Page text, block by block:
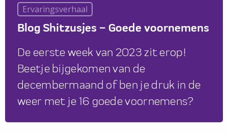
Ervaringsverhaal
Blog Shitzusjes – Goede voornemens
De eerste week van 2023 zit erop!
Beetje bijgekomen van de
decembermaand of ben je druk in de
weer met je 16 goede voornemens?